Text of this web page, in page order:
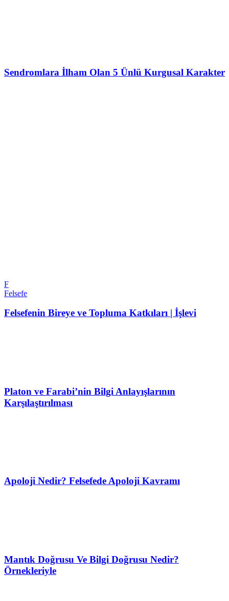
Sendromlara İlham Olan 5 Ünlü Kurgusal Karakter
F
Felsefe
Felsefenin Bireye ve Topluma Katkıları | İşlevi
Platon ve Farabi’nin Bilgi Anlayışlarının
Karşılaştırılması
Apoloji Nedir? Felsefede Apoloji Kavramı
Mantık Doğrusu Ve Bilgi Doğrusu Nedir?
Örnekleriyle